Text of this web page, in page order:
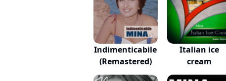
Indimenticabile
(Remastered)
Italian ice
cream